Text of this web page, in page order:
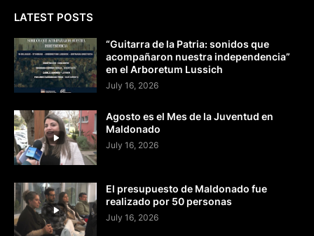
LATEST POSTS
“Guitarra de la Patria: sonidos que
acompañaron nuestra independencia”
en el Arboretum Lussich
July 16, 2026
Agosto es el Mes de la Juventud en
Maldonado
July 16, 2026
El presupuesto de Maldonado fue
realizado por 50 personas
July 16, 2026